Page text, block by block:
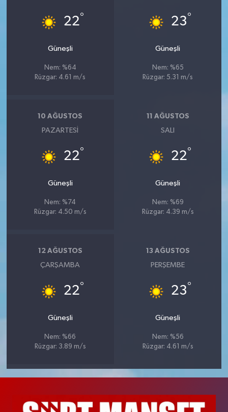
22°
Güneşli
Nem: %64
Rüzgar: 4.61 m/s
23°
Güneşli
Nem: %65
Rüzgar: 5.31 m/s
10 AĞUSTOS
PAZARTESI
22°
Güneşli
Nem: %74
Rüzgar: 4.50 m/s
11 AĞUSTOS
SALI
22°
Güneşli
Nem: %69
Rüzgar: 4.39 m/s
12 AĞUSTOS
ÇARŞAMBA
22°
Güneşli
Nem: %66
Rüzgar: 3.89 m/s
13 AĞUSTOS
PERŞEMBE
23°
Güneşli
Nem: %56
Rüzgar: 4.61 m/s